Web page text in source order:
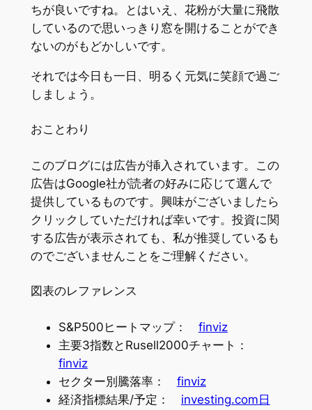
ちが良いですね。とはいえ、花粉が大量に飛散
しているので思いっきり窓を開けることができ
ないのがもどかしいです。
それでは今日も一日、明るく元気に笑顔で過ご
しましょう。
おことわり
このブログには広告が挿入されています。この
広告はGoogle社が読者の好みに応じて選んで
提供しているものです。興味がございましたら
クリックしていただければ幸いです。投資に関
する広告が表示されても、私が推奨しているも
のでございませんことをご理解ください。
図表のレファレンス
S&P500ヒートマップ： finviz
主要3指数とRusell2000チャート：
finviz
セクター別騰落率： finviz
経済指標結果/予定： investing.com日